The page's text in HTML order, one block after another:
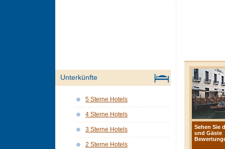
Sehen Sie
und Gäste
Bewertunge
Unterkünfte
5 Sterne Hotels
4 Sterne Hotels
3 Sterne Hotels
2 Sterne Hotels